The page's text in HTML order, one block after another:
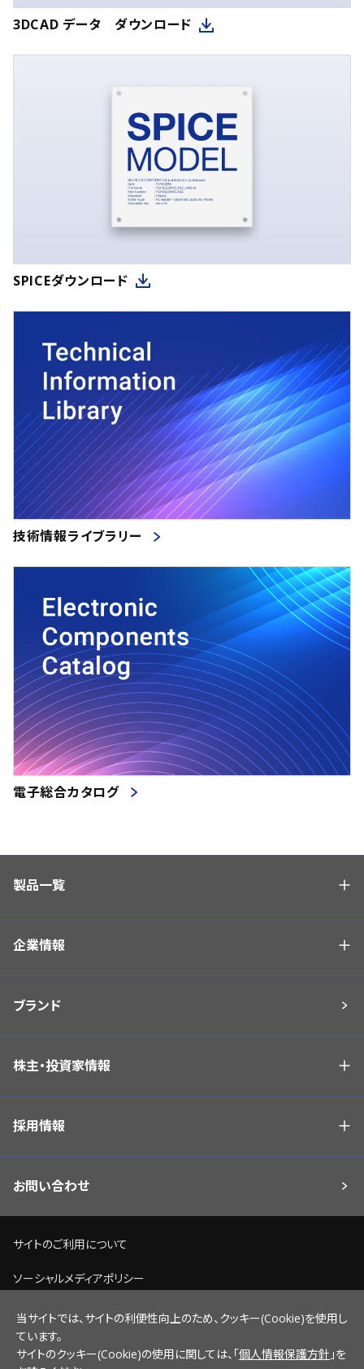
3DCAD データ ダウンロード
SPICEダウンロード
技術情報ライブラリー
電子総合カタログ
製品一覧
企業情報
ブランド
株主・投資家情報
採用情報
お問い合わせ
サイトのご利用について
ソーシャルメディアポリシー
個人情報保護方針
脆弱性情報開示ポリシー
当サイトでは、サイトの利便性向上のため、クッキー(Cookie)を使用し
ています。
サイトのクッキー(Cookie)の使用に関しては、「個人情報保護方針 」を